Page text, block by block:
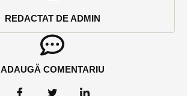
REDACTAT DE ADMIN
ADAUGĂ COMENTARIU